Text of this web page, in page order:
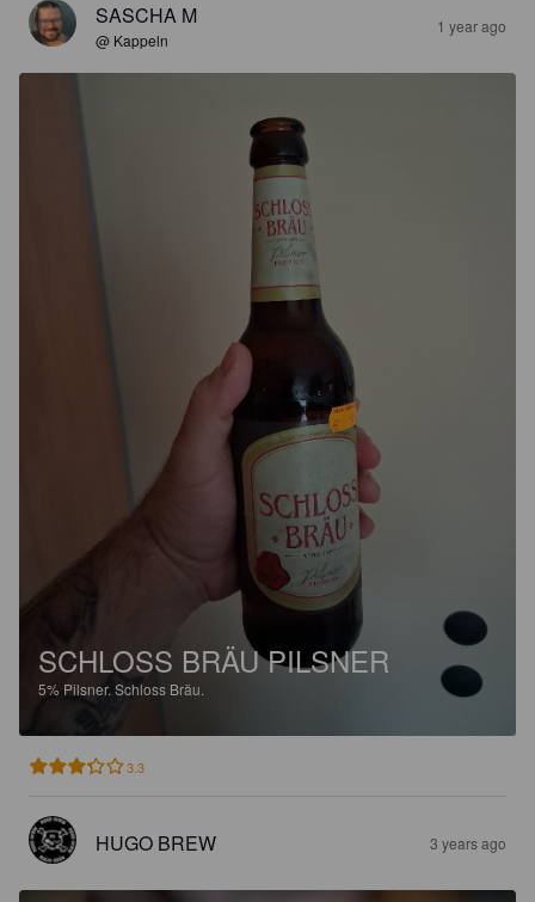
SASCHA M
@ Kappeln
1 year ago
SCHLOSS BRÄU PILSNER
5% Pilsner. Schloss Bräu.
3.3
HUGO BREW 3 years ago